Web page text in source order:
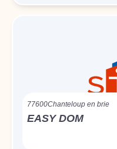
77600Chanteloup en brie
EASY DOM